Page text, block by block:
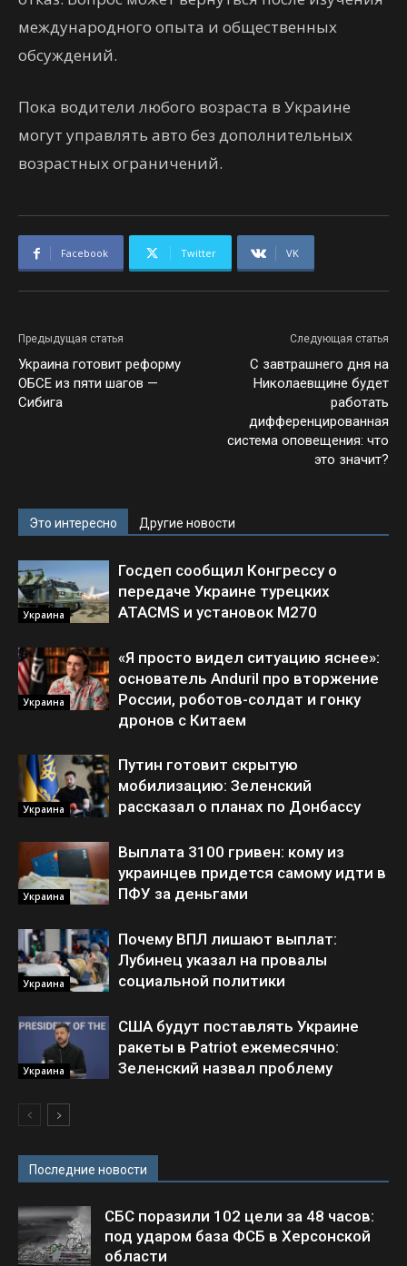
международного опыта и общественных
обсуждений.
Пока водители любого возраста в Украине
могут управлять авто без дополнительных
возрастных ограничений.
Facebook Twitter VK
Предыдущая статья
Украина готовит реформу
ОБСЕ из пяти шагов —
Сибига
Следующая статья
С завтрашнего дня на
Николаевщине будет
работать
дифференцированная
система оповещения: что
это значит?
Это интересно Другие новости
Украина
Госдеп сообщил Конгрессу о
передаче Украине турецких
ATACMS и установок M270
Украина
«Я просто видел ситуацию яснее»:
основатель Anduril про вторжение
России, роботов-солдат и гонку
дронов с Китаем
Украина
Путин готовит скрытую
мобилизацию: Зеленский
рассказал о планах по Донбассу
Украина
Выплата 3100 гривен: кому из
украинцев придется самому идти в
ПФУ за деньгами
Украина
Почему ВПЛ лишают выплат:
Лубинец указал на провалы
социальной политики
Украина
США будут поставлять Украине
ракеты в Patriot ежемесячно:
Зеленский назвал проблему
Последние новости
СБС поразили 102 цели за 48 часов:
под ударом база ФСБ в Херсонской
области